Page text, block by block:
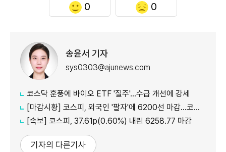
0 0
송윤서 기자
sys0303@ajunews.com
코스닥 훈풍에 바이오 ETF '질주'…수급 개선에 강세
[마감시황] 코스피, 외국인 '팔자'에 6200선 마감…코스닥도 하락
[속보] 코스피, 37.61p(0.60%) 내린 6258.77 마감
기자의 다른기사